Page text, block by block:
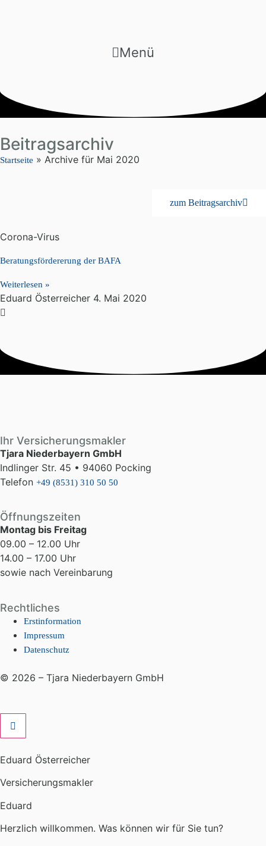
Menü
Beitragsarchiv
Startseite » Archive für Mai 2020
zum Beitragsarchiv
Corona-Virus
Beratungsfördererung der BAFA
Weiterlesen »
Eduard Österreicher 4. Mai 2020
Ihr Versicherungsmakler
Tjara Niederbayern GmbH
Indlinger Str. 45 • 94060 Pocking
Telefon +49 (8531) 310 50 50
Öffnungszeiten
Montag bis Freitag
09.00 – 12.00 Uhr
14.00 – 17.00 Uhr
sowie nach Vereinbarung
Rechtliches
Erstinformation
Impressum
Datenschutz
© 2026 – Tjara Niederbayern GmbH
Eduard Österreicher
Versicherungsmakler
Eduard
Herzlich willkommen. Was können wir für Sie tun?